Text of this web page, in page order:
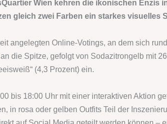
Wien kehren die ikonischen Enzis
gleich zwei Farben ein starkes visuelles
angelegten Online-Votings, an dem sich
die Spitze, gefolgt von Sodazitrongelb mit
(4,3 Prozent) ein.
bis 18:00 Uhr mit einer interaktiven Aktion
in rosa oder gelben Outfits Teil der